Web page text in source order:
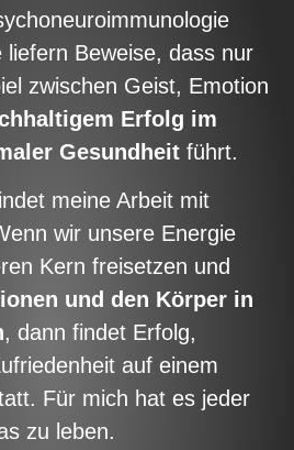
liefern Beweise, dass nur
zwischen Geist, Emotion
Erfolg im
Gesundheit führt.
meine Arbeit mit
wir unsere Energie
Kern freisetzen und
und den Körper in
, dann findet Erfolg,
auf einem
Für mich hat es jeder
zu leben.